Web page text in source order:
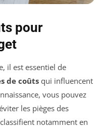
pour
il est essentiel de
de coûts qui influencent
vous pouvez
les pièges des
notamment en